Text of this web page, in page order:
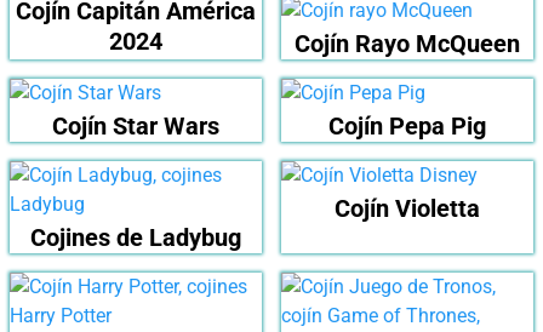
Cojín Capitán América
2024
Cojín Rayo McQueen
Cojín Star Wars Cojín Pepa Pig
Cojines de Ladybug
Cojín Violetta